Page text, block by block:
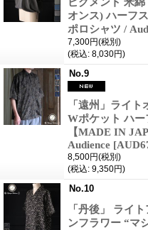
オンス) ハーフ
ポロシャツ /
7,300円(税別)
(税込: 8,030円)
No.9
「遠州」ライ
Wポケット ハ
【MADE IN
Audience
8,500円(税別)
(税込: 9,350円)
No.10
「丹後」 ライ
ンフラワー “マ